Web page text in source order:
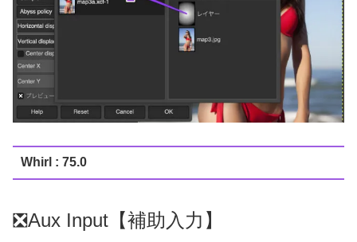
Whirl : 75.0
❎Aux Input【補助入力】